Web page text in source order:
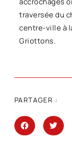
traversée du
centre-ville à
Griottons.
PARTAGER :